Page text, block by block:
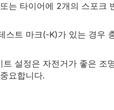
는 타이어에 2개의 스포크
스트 마크(-K)가 있는 경우
트 설정은 자전거가 좋은 조
요합니다.